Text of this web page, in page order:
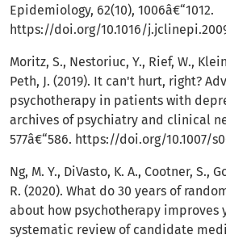
Epidemiology, 62(10), 1006â€“1012.
https://doi.org/10.1016/
Moritz, S., Nestoriuc, Y., Rief, W.,
Peth, J. (2019). It can't hurt, right?
psychotherapy in patients with
archives of psychiatry and clinical
577â€“586. https://doi.org/10.1007/
Ng, M. Y., DiVasto, K. A., Cootner, S.,
R. (2020). What do 30 years of
about how psychotherapy improves
systematic review of candidate